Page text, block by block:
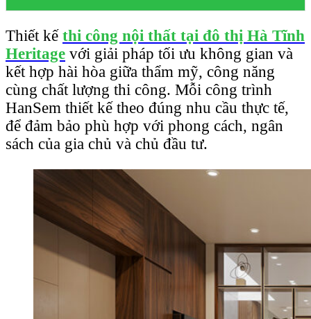
Thiết kế thi công nội thất tại đô thị Hà Tĩnh
Heritage với giải pháp tối ưu không gian và
kết hợp hài hòa giữa thẩm mỹ, công năng
cùng chất lượng thi công. Mỗi công trình
HanSem thiết kế theo đúng nhu cầu thực tế,
để đảm bảo phù hợp với phong cách, ngân
sách của gia chủ và chủ đầu tư.